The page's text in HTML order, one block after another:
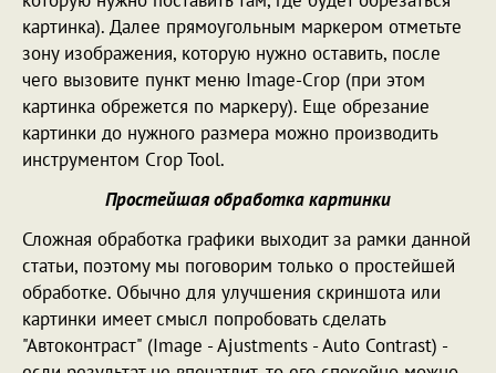
картинка). Далее прямоугольным маркером отметьте
зону изображения, которую нужно оставить, после
чего вызовите пункт меню Image-Crop (при этом
картинка обрежется по маркеру). Еще обрезание
картинки до нужного размера можно производить
инструментом Crop Tool.
Простейшая обработка картинки
Сложная обработка графики выходит за рамки данной
статьи, поэтому мы поговорим только о простейшей
обработке. Обычно для улучшения скриншота или
картинки имеет смысл попробовать сделать
"Автоконтраст" (Image - Ajustments - Auto Contrast) -